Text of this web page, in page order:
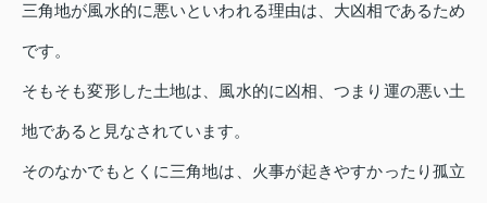
三角地が風水的に悪いといわれる理由は、大凶相であるため
です。
そもそも変形した土地は、風水的に凶相、つまり運の悪い土
地であると見なされています。
そのなかでもとくに三角地は、火事が起きやすかったり孤立